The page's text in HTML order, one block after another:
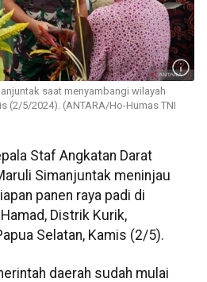
saat menyambangi wilayah
(2/5/2024). (ANTARA/Ho-Humas TNI
Staf Angkatan Darat
Simanjuntak meninjau
panen raya padi di
Distrik Kurik,
Selatan, Kamis (2/5).
daerah sudah mulai